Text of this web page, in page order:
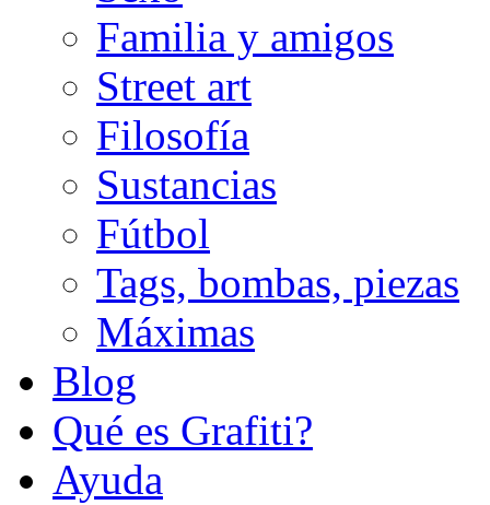
Familia y amigos
Street art
Filosofía
Sustancias
Fútbol
Tags, bombas, piezas
Máximas
Blog
Qué es Grafiti?
Ayuda